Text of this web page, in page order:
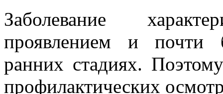
Заболевание
проявлением и почти
ранних стадиях.
профилактических